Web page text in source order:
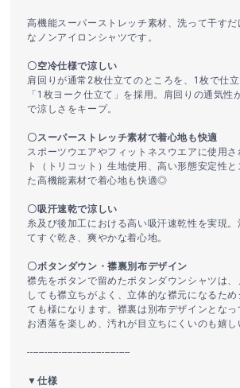
高機能スーパーストレッチ素材、洗って干す
なノンアイロンシャツです。
〇空冷仕様で涼しい
肩回りが通常2枚仕立てのところを、1枚で仕
「1枚ヨーク仕立て」を採用。肩回りの通気性
で涼しさをキープ。
〇スーパーストレッチ素材で着心地も快適
スポーツウエアやフィットネスウエアに使用
ト（トリコット）生地使用、高い形態安定性
た高機能素材で着心地も快適◎
〇吸汗速乾で涼しい
糸及び後加工における高い吸汗速乾性を実現
てすぐ乾き、爽やかな着心地。
〇ボタンダウン・襟裏別布デザイン
襟先をボタンで留めたボタンダウンシャツは、
しても襟立ちがよく、立体的な襟元になるた
ても様になります。襟裏は別布デザインとな
お洒落を楽しめ、汚れが目立ちにくいのも嬉し
------------------------------------
▼仕様